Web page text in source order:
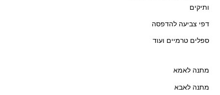
ותיקים
דפי צביעה להדפסה
ספלים טרמיים ועוד
מתנה לאמא
מתנה לאבא